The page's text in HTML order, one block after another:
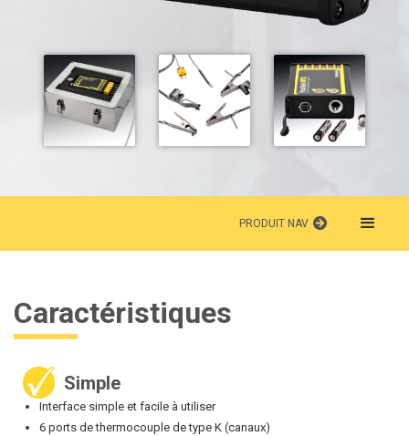
PRODUIT NAV
Caractéristiques
Simple
Interface simple et facile à utiliser
6 ports de thermocouple de type K (canaux)